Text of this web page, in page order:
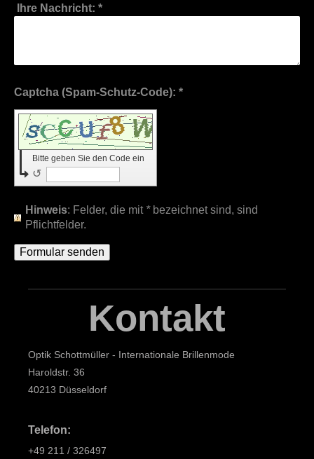
Ihre Nachricht: *
Captcha (Spam-Schutz-Code): *
Bitte geben Sie den Code ein
↺
Hinweis : Felder, die mit *bezeichnet sind, sind
Pflichtfelder.
Kontakt
Optik Schottmüller - Internationale Brillenmode
Haroldstr. 36
40213 Düsseldorf
Telefon:
+49 211 / 326497